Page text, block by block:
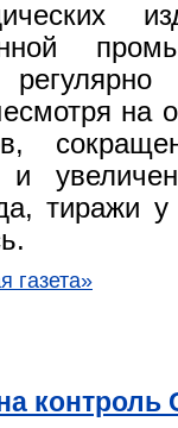
на
и
тиражи
газета»